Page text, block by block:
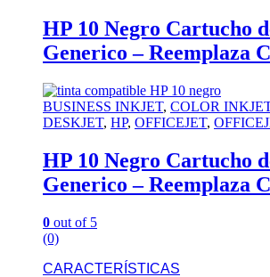
HP 10 Negro Cartucho
Generico – Reemplaza
BUSINESS INKJET, COLOR
DESKJET, HP, OFFICEJET,
HP 10 Negro Cartucho
Generico – Reemplaza
0 out of 5
(0)
CARACTERÍSTICAS